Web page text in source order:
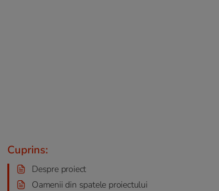
Cuprins:
Despre proiect
Oamenii din spatele proiectului